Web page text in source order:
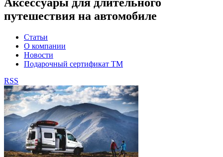
путешествия на автомобиле
Статьи
О компании
Новости
Подарочный сертификат ТМ
RSS